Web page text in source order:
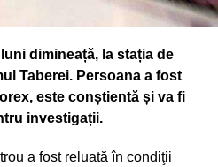
dimineață, la stația de
Taberei. Persoana a fost
este conștientă și va fi
investigații.
a fost reluată în condiţii